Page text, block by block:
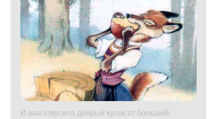
И она откусила добрый кусок от большей